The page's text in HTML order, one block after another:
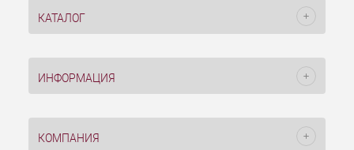
КАТАЛОГ
ИНФОРМАЦИЯ
КОМПАНИЯ